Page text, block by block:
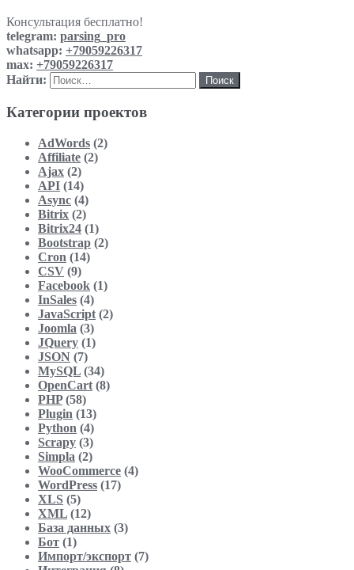
Консультация бесплатно!
telegram: parsing_pro
whatsapp: +79059226317
max: +79059226317
Найти:
Категории проектов
AdWords (2)
Affiliate (2)
Ajax (2)
API (14)
Async (4)
Bitrix (2)
Bitrix24 (1)
Bootstrap (2)
Cron (14)
CSV (9)
Facebook (1)
InSales (4)
JavaScript (2)
Joomla (3)
JQuery (1)
JSON (7)
MySQL (34)
OpenCart (8)
PHP(58)
Plugin (13)
Python (4)
Scrapy (3)
Simpla (2)
WooCommerce (4)
WordPress (17)
XLS (5)
XML (12)
База данных (3)
Бот (1)
Импорт/экспорт (7)